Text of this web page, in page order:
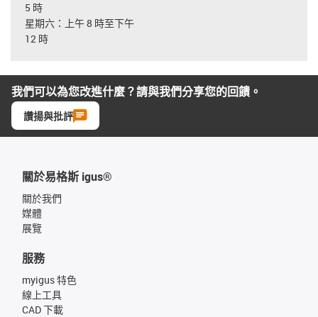
5 時
星期六：上午 8 時至下午
12 時
我們可以為您改進什麼？請與我們分享您的回饋。
讚揚與批評
關於易格斯 igus®
關於我們
媒體
展覽
服務
myigus 特色
線上工具
CAD 下載